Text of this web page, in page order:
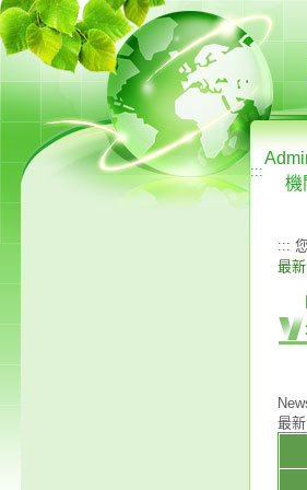
:::
機
:::
最
最